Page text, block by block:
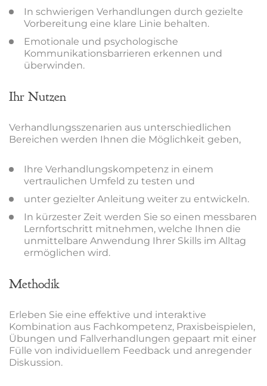
In schwierigen Verhandlungen durch gezielte
Vorbereitung eine klare Linie behalten.
Emotionale und psychologische
Kommunikationsbarrieren erkennen und
überwinden.
Ihr Nutzen
Verhandlungsszenarien aus unterschiedlichen
Bereichen werden Ihnen die Möglichkeit geben,
Ihre Verhandlungskompetenz in einem
vertraulichen Umfeld zu testen und
unter gezielter Anleitung weiter zu entwickeln.
In kürzester Zeit werden Sie so einen messbaren
Lernfortschritt mitnehmen, welche Ihnen die
unmittelbare Anwendung Ihrer Skills im Alltag
ermöglichen wird.
Methodik
Erleben Sie eine effektive und interaktive
Kombination aus Fachkompetenz, Praxisbeispielen,
Übungen und Fallverhandlungen gepaart mit einer
Fülle von individuellem Feedback und anregender
Diskussion.